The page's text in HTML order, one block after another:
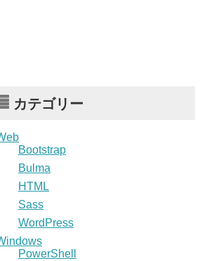
カテゴリー
Bootstrap
Bulma
HTML
Sass
WordPress
PowerShell